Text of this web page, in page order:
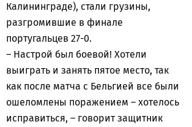
Калининграде), стали грузины,
разгромившие в финале
португальцев 27-0.
– Настрой был боевой! Хотели
выиграть и занять пятое место, так
как после матча с Бельгией все были
ошеломлены поражением – хотелось
исправиться, – говорит защитник